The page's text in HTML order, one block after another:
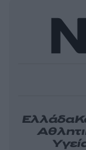
Ελλάδα